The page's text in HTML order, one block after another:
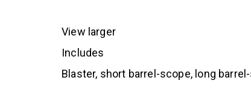
View larger
Includes
Blaster, short barrel-scope, long